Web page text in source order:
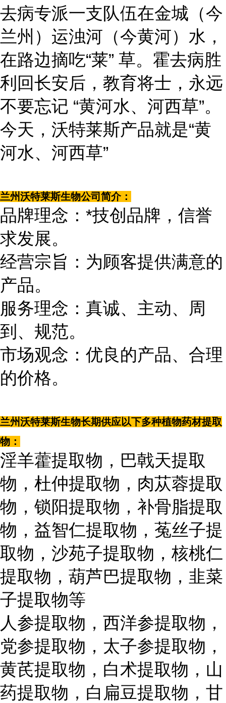
去病专派一支队伍在金城（今
兰州）运浊河（今黄河）水，
在路边摘吃“莱” 草。霍去病胜
利回长安后，教育将士，永远
不要忘记 “黄河水、河西草”。
今天，沃特莱斯产品就是“黄
河水、河西草”
兰州沃特莱斯生物公司简介：
品牌理念：*技创品牌，信誉
求发展。
经营宗旨：为顾客提供满意的
产品。
服务理念：真诚、主动、周
到、规范。
市场观念：优良的产品、合理
的价格。
兰州沃特莱斯生物长期供应以下多种植物药材提取
物：
淫羊藿提取物，巴戟天提取
物，杜仲提取物，肉苁蓉提取
物，锁阳提取物，补骨脂提取
物，益智仁提取物，菟丝子提
取物，沙苑子提取物，核桃仁
提取物，葫芦巴提取物，韭菜
子提取物等
人参提取物，西洋参提取物，
党参提取物，太子参提取物，
黄芪提取物，白术提取物，山
药提取物，白扁豆提取物，甘